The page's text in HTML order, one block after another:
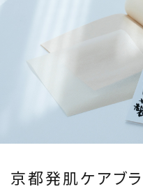
京都発肌ケアブラ